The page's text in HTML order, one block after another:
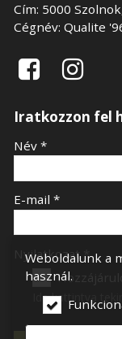
Cím: 5000
Cégnév: Qualite
 
Iratkozzon fel
-
-
Név*
E-mail*
Nyilatkozat *
Ide kattintva
Weboldalunk a
használ.